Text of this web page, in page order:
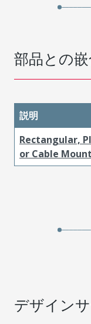
部品との
説明
Rectangular,
or Cable
デザイン